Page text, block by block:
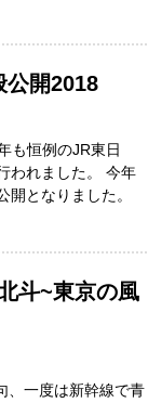
公開2018
も恒例のJR東日
われました。 今年
となりました。
斗~東京の風
、一度は新幹線で青